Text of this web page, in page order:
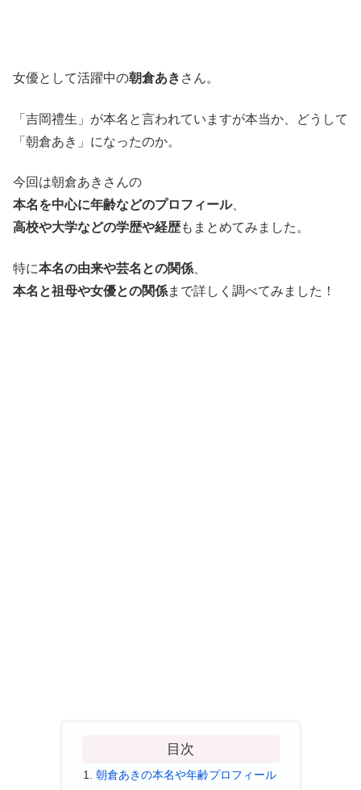
女優として活躍中の朝倉あき さん。
「吉岡禮生」が本名と言われていますが本当か、どうして
「朝倉あき」になったのか。
今回は朝倉あきさんの
本名を中心に年齢などのプロフィール、
高校や大学などの学歴や経歴もまとめてみました。
特に本名の由来や芸名との関係
本名と祖母や女優との関係まで詳しく調べてみました！
目次
朝倉あきの本名や年齢プロフィール